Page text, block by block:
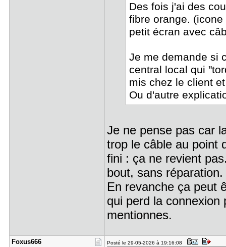
Des fois j'ai des
fibre orange.
petit écran avec
Je me demande si
central local qui
mis chez le client
Ou d'autre
Je ne pense pas car
trop le câble au point
fini : ça ne revient
bout, sans
En revanche ça peut
qui perd la connexion
mentionnes.
Foxus666 Posté le 29-05-2026 à 19:16:08